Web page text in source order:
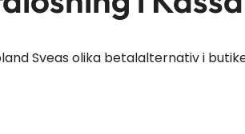
Sveas olika betalalternativ i